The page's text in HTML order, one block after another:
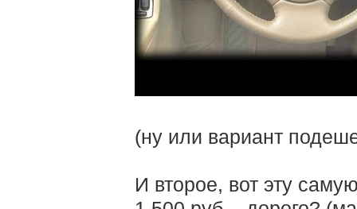
(ну или вариант
И второе, вот эту